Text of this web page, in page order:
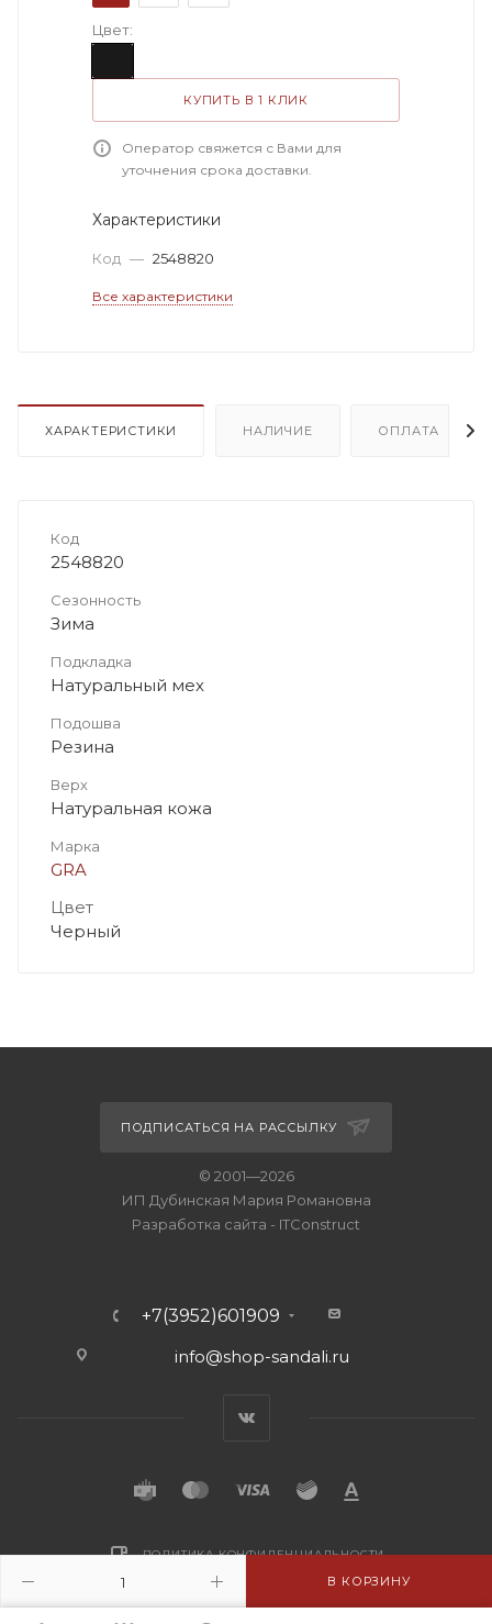
Цвет:
В КОРЗИНУ
КУПИТЬ В 1 КЛИК
Оператор свяжется с Вами для
уточнения срока доставки.
Характеристики
Код — 2548820
Все характеристики
ХАРАКТЕРИСТИКИ НАЛИЧИЕ ОПЛАТА
Код
2548820
Сезонность
Зима
Подкладка
Натуральный мех
Подошва
Резина
Верх
Натуральная кожа
Марка
GRA
Цвет
Черный
ПОДПИСАТЬСЯ НА РАССЫЛКУ
© 2001—2026
ИП Дубинская Мария Романовна
Разработка сайта - ITConstruct
+7(3952)601909
info@shop-sandali.ru
ПОЛИТИКА КОНФИДЕНЦИАЛЬНОСТИ